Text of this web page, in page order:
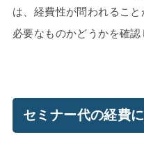
は、経費性が問われるこ
必要なものかどうかを確認
セミナー代の経費